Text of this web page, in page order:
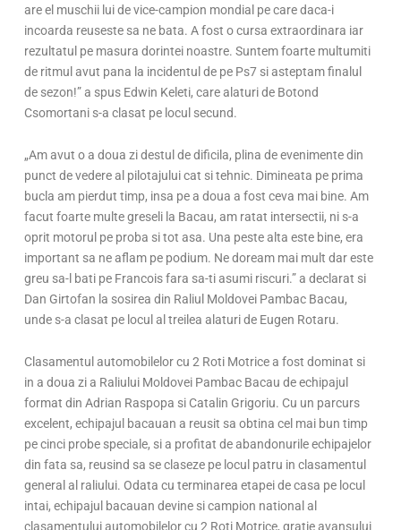
are el muschii lui de vice-campion mondial pe care daca-i
incoarda reuseste sa ne bata. A fost o cursa extraordinara iar
rezultatul pe masura dorintei noastre. Suntem foarte multumiti
de ritmul avut pana la incidentul de pe Ps7 si asteptam finalul
de sezon!” a spus Edwin Keleti, care alaturi de Botond
Csomortani s-a clasat pe locul secund.
„Am avut o a doua zi destul de dificila, plina de evenimente din
punct de vedere al pilotajului cat si tehnic. Dimineata pe prima
bucla am pierdut timp, insa pe a doua a fost ceva mai bine. Am
facut foarte multe greseli la Bacau, am ratat intersectii, ni s-a
oprit motorul pe proba si tot asa. Una peste alta este bine, era
important sa ne aflam pe podium. Ne doream mai mult dar este
greu sa-l bati pe Francois fara sa-ti asumi riscuri.” a declarat si
Dan Girtofan la sosirea din Raliul Moldovei Pambac Bacau,
unde s-a clasat pe locul al treilea alaturi de Eugen Rotaru.
Clasamentul automobilelor cu 2 Roti Motrice a fost dominat si
in a doua zi a Raliului Moldovei Pambac Bacau de echipajul
format din Adrian Raspopa si Catalin Grigoriu. Cu un parcurs
excelent, echipajul bacauan a reusit sa obtina cel mai bun timp
pe cinci probe speciale, si a profitat de abandonurile echipajelor
din fata sa, reusind sa se claseze pe locul patru in clasamentul
general al raliului. Odata cu terminarea etapei de casa pe locul
intai, echipajul bacauan devine si campion national al
clasamentului automobilelor cu 2 Roti Motrice, gratie avansului